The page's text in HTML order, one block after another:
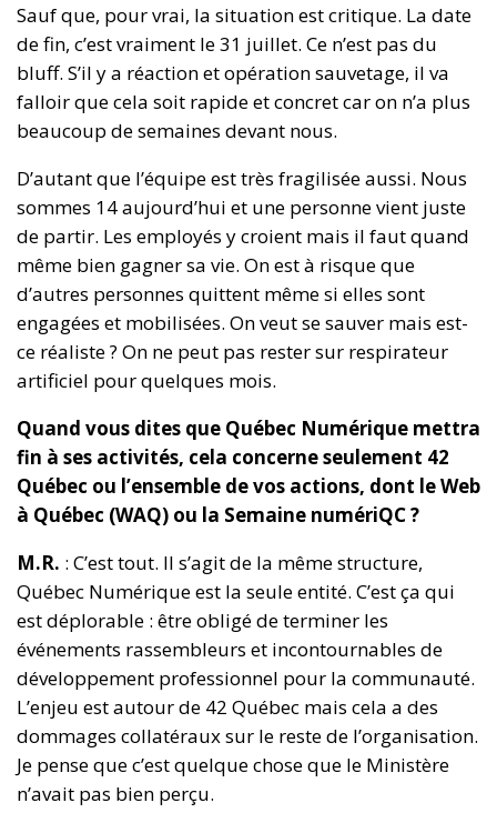
Sauf que, pour vrai, la situation est critique. La date
de fin, c’est vraiment le 31 juillet. Ce n’est pas du
bluff. S’il y a réaction et opération sauvetage, il va
falloir que cela soit rapide et concret car on n’a plus
beaucoup de semaines devant nous.
D’autant que l’équipe est très fragilisée aussi. Nous
sommes 14 aujourd’hui et une personne vient juste
de partir. Les employés y croient mais il faut quand
même bien gagner sa vie. On est à risque que
d’autres personnes quittent même si elles sont
engagées et mobilisées. On veut se sauver mais est-
ce réaliste ? On ne peut pas rester sur respirateur
artificiel pour quelques mois.
Quand vous dites que Québec Numérique mettra
fin à ses activités, cela concerne seulement 42
Québec ou l’ensemble de vos actions, dont le Web
à Québec (WAQ) ou la Semaine numériQC ?
M.R. : C’est tout. Il s’agit de la même structure,
Québec Numérique est la seule entité. C’est ça qui
est déplorable : être obligé de terminer les
événements rassembleurs et incontournables de
développement professionnel pour la communauté.
L’enjeu est autour de 42 Québec mais cela a des
dommages collatéraux sur le reste de l’organisation.
Je pense que c’est quelque chose que le Ministère
n’avait pas bien perçu.